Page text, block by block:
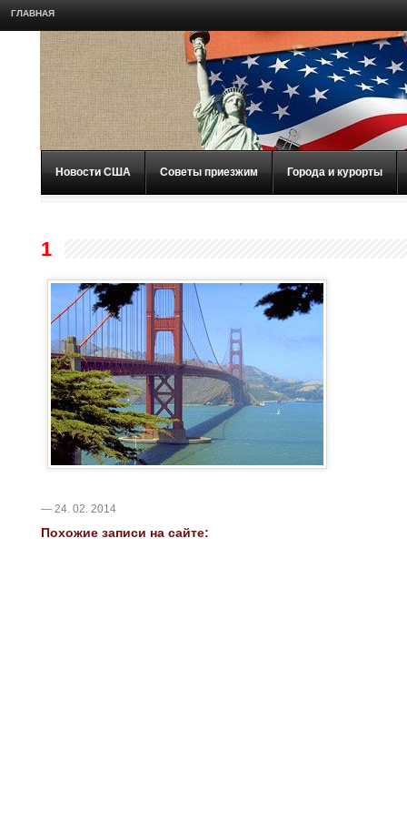
ГЛАВНАЯ
Новости США Советы приезжим Города и курорты
1
— 24. 02. 2014
Похожие записи на сайте: